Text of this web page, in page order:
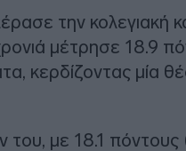
την κολεγιακή
μέτρησε 18.9
κερδίζοντας μία
του, με 18.1